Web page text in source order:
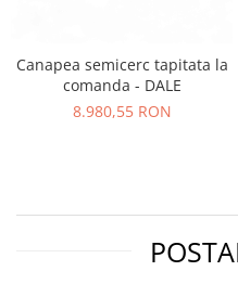
Canapea semicerc tapitata la
comanda - DALE
8.980,55 RON